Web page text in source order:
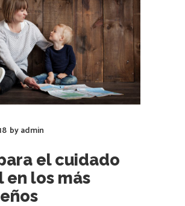
byadmin
el cuidado
en los más